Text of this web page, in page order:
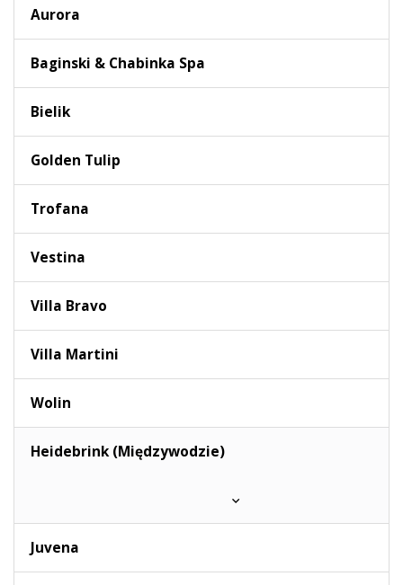
Aurora
Baginski & Chabinka Spa
Bielik
Golden Tulip
Trofana
Vestina
Villa Bravo
Villa Martini
Wolin
Heidebrink (Międzywodzie)
Juvena